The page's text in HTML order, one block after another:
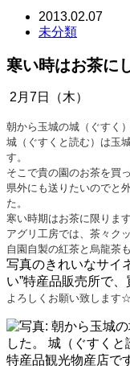
2013.02.07
未分類
寒い時はお茶に
2月7日（木）
朝から玉城の城（ぐすく
城（ぐすくと読む）は玉
す。
そこで貴の園のお茶を買
県外にも送りたいのでと
た。
寒い時期はお茶に限りま
アグリ工房では、茶々ク
自園自製の紅茶と烏龍茶
写真のきれいなサイ
い”特産品販売所で、
よろしくお願い致しま